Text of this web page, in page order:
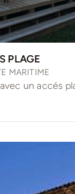
PLAGE
MARITIME